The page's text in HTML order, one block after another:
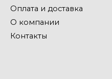
Оплата и доставка
О компании
Контакты